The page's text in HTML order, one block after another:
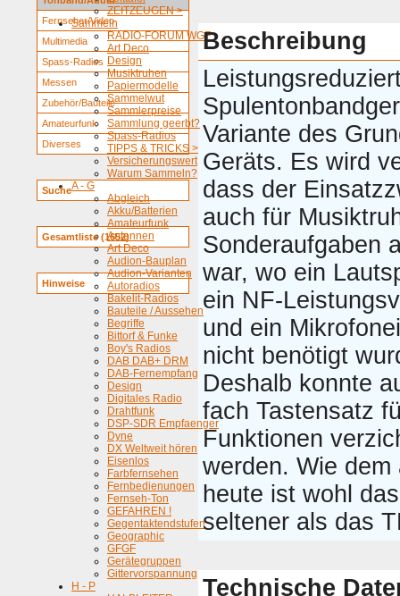
ZEITZEUGEN >
Sammeln
RADIO-FORUM WGF
Art Deco
Design
Musiktruhen
Papiermodelle
Sammelwut
Sammlerpreise
Sammlung geerbt?
Spass-Radios
TIPPS & TRICKS >
Versicherungswert
Warum Sammeln?
A - G
Abgleich
Akku/Batterien
Amateurfunk
Antennen
Art Deco
Audion-Bauplan
Audion-Varianten
Autoradios
Bakelit-Radios
Bauteile / Aussehen
Begriffe
Bittorf & Funke
Boy's Radios
DAB DAB+ DRM
DAB-Fernempfang
Design
Digitales Radio
Drahtfunk
DSP-SDR Empfaenger
Dyne
DX Weltweit hören
Eisenlos
Farbfernsehen
Fernbedienungen
Fernseh-Ton
GEFAHREN !
Gegentaktendstufen
Geographic
GFGF
Gerätegruppen
Gittervorspannung
H - P
Fernseher/Video
Multimedia
Spass-Radios
Messen
Zubehör/Bauteile
Amateurfunk
Diverses
Suche
Gesamtliste (1652)
Hinweise
Beschreibung
Variante des
Geräts. Es wird
dass der
auch für
Sonderaufgaben
war, wo ein
ein NF-
und ein
nicht benötigt
Deshalb konnte
fach Tastensatz
Funktionen
werden. Wie dem
heute ist wohl
seltener als das
Technische